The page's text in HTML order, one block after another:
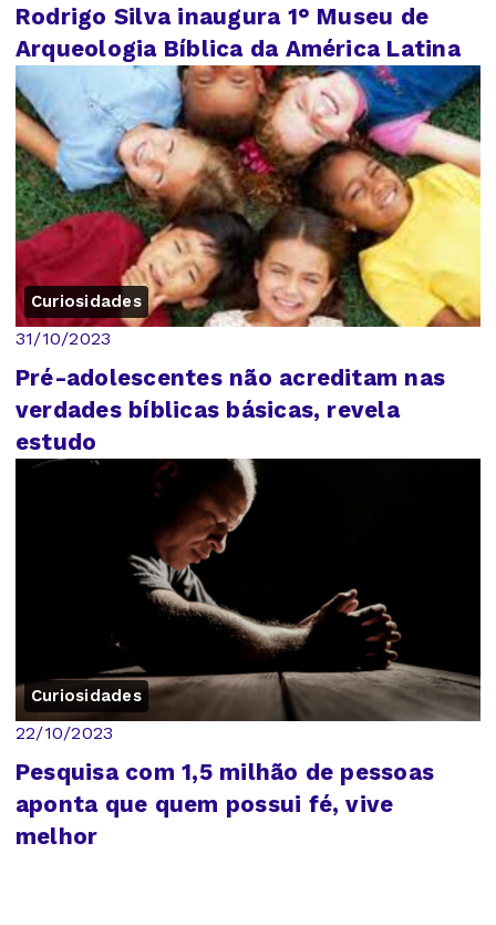
Rodrigo Silva inaugura 1° Museu de
Arqueologia Bíblica da América Latina
Curiosidades
31/10/2023
Pré-adolescentes não acreditam nas
verdades bíblicas básicas, revela
estudo
Curiosidades
22/10/2023
Pesquisa com 1,5 milhão de pessoas
aponta que quem possui fé, vive
melhor